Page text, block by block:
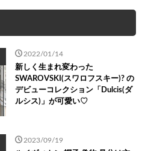
2022/01/14
新しく生まれ変わった
SWAROVSKI(スワロフスキー)? の
デビューコレクション「Dulcis(ダ
ルシス)」が可愛い♡
2023/09/19